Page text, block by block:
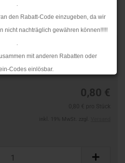
.
den Rabatt-Code einzugeben, da wir
nicht nachträglich gewähren können!!!!!
.
mit anderen Rabatten oder
Codes einlösbar.
wir wieder wie gewohnt. Aufgrund des
0,80 €